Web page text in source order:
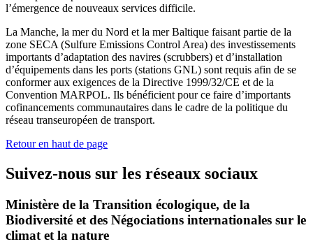
l’émergence de nouveaux services difficile.
La Manche, la mer du Nord et la mer Baltique faisant partie de la
zone SECA (Sulfure Emissions Control Area) des investissements
importants d’adaptation des navires (scrubbers) et d’installation
d’équipements dans les ports (stations GNL) sont requis afin de se
conformer aux exigences de la Directive 1999/32/CE et de la
Convention MARPOL. Ils bénéficient pour ce faire d’importants
cofinancements communautaires dans le cadre de la politique du
réseau transeuropéen de transport.
Retour en haut de page
Suivez-nous sur les réseaux sociaux
Ministère de la Transition écologique, de la
Biodiversité et des Négociations internationales sur le
climat et la nature